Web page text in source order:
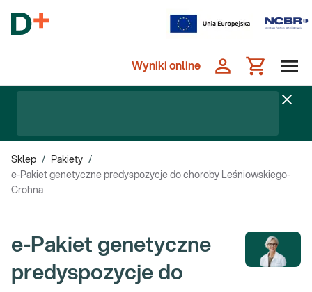
Wyniki online
Sklep / Pakiety /
e-Pakiet genetyczne predyspozycje do choroby Leśniowskiego-
Crohna
e-Pakiet genetyczne
predyspozycje do